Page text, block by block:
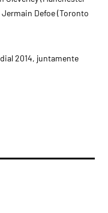
Defoe (Toronto
2014, juntamente